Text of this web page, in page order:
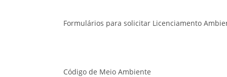
Formulários para solicitar Licenciamento
Código de Meio Ambiente